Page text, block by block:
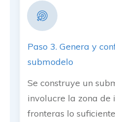
Paso 3. Genera y
submodelo
Se construye un
involucre la zona de
fronteras lo